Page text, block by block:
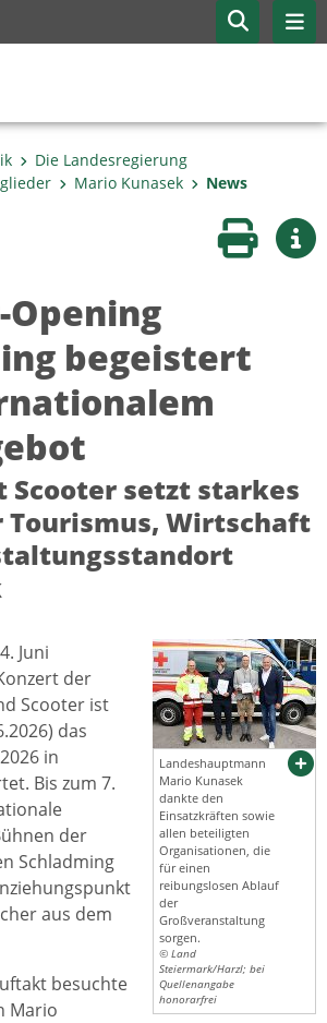
Die Landesregierung
Mario Kunasek News
Seite
Opening
begeistert
setzt starkes
Tourismus, Wirtschaft
Landeshauptmann
Mario Kunasek
dankte den
Einsatzkräften sowie
allen beteiligten
Organisationen, die
für einen
reibungslosen Ablauf
der
Großveranstaltung
sorgen.
© Land
Steiermark/Harzl; bei
Quellenangabe
honorarfrei
Juni
der
Scooter ist
das
in
Bis zum 7.
der
Schladming
aus dem
besuchte
Mario